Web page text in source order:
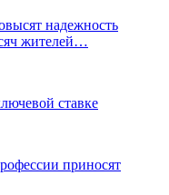
надежность
жителей…
ставке
приносят